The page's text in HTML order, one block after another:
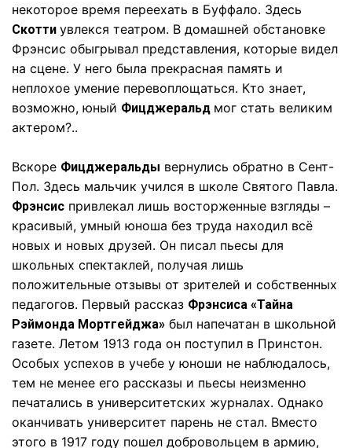
некоторое время переехать в Буффало. Здесь
Скотти увлекся театром. В домашней обстановке
Фрэнсис обыгрывал представления, которые видел
на сцене. У него была прекрасная память и
неплохое умение перевоплощаться. Кто знает,
возможно, юный Фицджеральд мог стать великим
актером?..
Вскоре Фицджеральды вернулись обратно в Сент-
Пол. Здесь мальчик учился в школе Святого Павла.
Фрэнсис привлекал лишь восторженные взгляды –
красивый, умный юноша без труда находил всё
новых и новых друзей. Он писал пьесы для
школьных спектаклей, получая лишь
положительные отзывы от зрителей и собственных
педагогов. Первый рассказ Фрэнсиса «Тайна
Рэймонда Мортгейджа» был напечатан в школьной
газете. Летом 1913 года он поступил в Принстон.
Особых успехов в учебе у юноши не наблюдалось,
тем не менее его рассказы и пьесы неизменно
печатались в университетских журналах. Однако
оканчивать университет парень не стал. Вместо
этого в 1917 году пошел добровольцем в армию,